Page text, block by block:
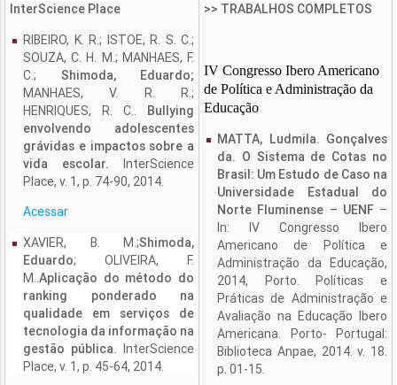
InterScience Place
RIBEIRO, K. R.; ISTOE, R. S. C.;
SOUZA, C. H. M.; MANHAES, F.
C.; Shimoda, Eduardo;
MANHAES, V. R. R.;
HENRIQUES, R. C.. Bullying
envolvendo adolescentes
grávidas e impactos sobre a
vida escolar. InterScience
Place, v. 1, p. 74-90, 2014.
Acessar
XAVIER, B. M.;Shimoda,
Eduardo; OLIVEIRA, F.
M..Aplicação do método do
ranking ponderado na
qualidade em serviços de
tecnologia da informação na
gestão pública. InterScience
Place, v. 1, p. 45-64, 2014.
>> TRABALHOS COMPLETOS
IV Congresso Ibero Americano
de Política e Administração da
Educação
MATTA, Ludmila. Gonçalves
da. O Sistema de Cotas no
Brasil: Um Estudo de Caso na
Universidade Estadual do
Norte Fluminense – UENF–
In: IV Congresso Ibero
Americano de Política e
Administração da Educação,
2014, Porto. Políticas e
Práticas de Administração e
Avaliação na Educação Ibero
Americana. Porto- Portugal:
Biblioteca Anpae, 2014. v. 18.
p. 01-15.